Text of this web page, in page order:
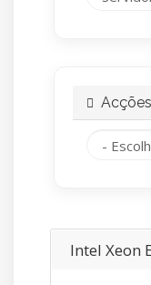
Acções
Intel Xeon